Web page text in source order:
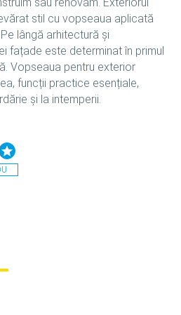
stil cu vopseaua aplicată
lângă arhitectură și
fațade este determinat în primul
Vopseaua pentru exterior
funcții practice esențiale,
și la intemperii.